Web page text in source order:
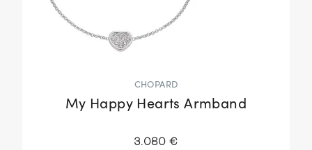
CHOPARD
My Happy Hearts Armband
3.080 €